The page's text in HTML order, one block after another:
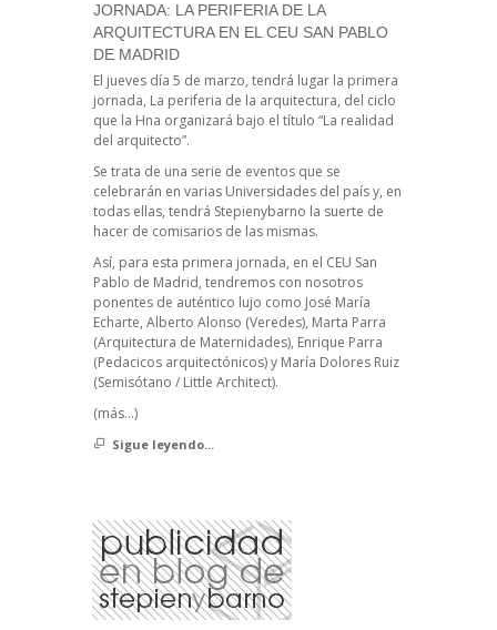
JORNADA: LA PERIFERIA DE LA
ARQUITECTURA EN EL CEU SAN PABLO
DE MADRID
El jueves día 5 de marzo, tendrá lugar la primera
jornada, La periferia de la arquitectura, del ciclo
que la Hna organizará bajo el título “La realidad
del arquitecto”.
Se trata de una serie de eventos que se
celebrarán en varias Universidades del país y, en
todas ellas, tendrá Stepienybarno la suerte de
hacer de comisarios de las mismas.
Así, para esta primera jornada, en el CEU San
Pablo de Madrid, tendremos con nosotros
ponentes de auténtico lujo como José María
Echarte, Alberto Alonso (Veredes), Marta Parra
(Arquitectura de Maternidades), Enrique Parra
(Pedacicos arquitectónicos) y María Dolores Ruiz
(Semisótano / Little Architect).
(más…)
Sigue leyendo...